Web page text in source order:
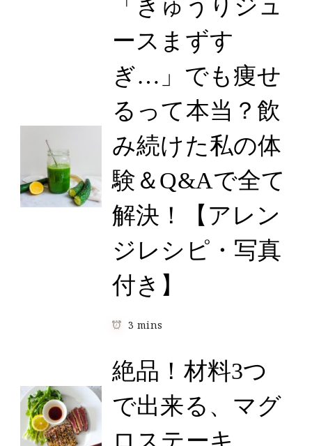
「きゅうりジュ
ースまずす
ぎ…」でも痩せ
るって本当？飲
み続けた私の体
験＆Q&Aで全て
解決！【アレン
ジレシピ・写真
付き】
3 mins
絶品！材料3つ
で出来る、マグ